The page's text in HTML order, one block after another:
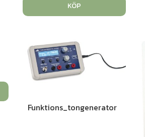
KÖP
Funktions_tongenerator